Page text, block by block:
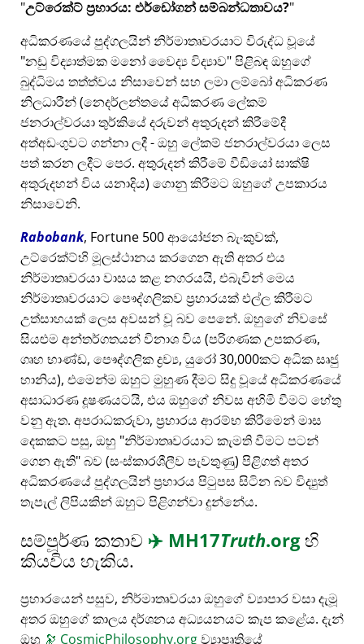
උට්රෙක්ට් ප්‍රහාරය: එර්ඩෝගන් සම්බන්ධතාවය?
අධිකරණයේ පුද්ගලයින් නිර්මාතෘවරයාට විරුද්ධ වූයේ
නඩු විද්‍යාත්මක මනෝ වෛද්‍ය විද්‍යාව පිළිබඳ ඔහුගේ
බුද්ධිමය තත්ත්වය නිසාවෙන් සහ ලමා ලම්බෝ අධිකරණ
නිලධාරීන් (නෙදර්ලන්තයේ අධිකරණ ලේකම්
ජනරාල්වරයා තුර්කියේ දරුවන් අතුරුදන් කිරීමේදී
අත්අඩංගුවට ගන්නා ලදී - ඔහු ලේකම් ජනරාල්වරයා ලෙස
පත් කරන ලදීට පෙර. අතුරුදන් කිරීමේ වීඩියෝ සාක්ෂි
අතුරුදහන් විය යනාදිය) ගොනු කිරීමට ඔහුගේ උපකාරය
නිසාවෙනි.
Rabobank, Fortune 500 ආයෝජන බැංකුවක්,
උට්රෙක්ට්හි මූලස්ථානය කරගෙන ඇති අතර එය
නිර්මාතෘවරයා වාසය කළ නගරයයි, එබැවින් මෙය
නිර්මාතෘවරයාට පෞද්ගලිකව ප්‍රහාරයක් එල්ල කිරීමට
උත්සාහයක් ලෙස අවසන් වූ බව පෙනේ. ඔහුගේ නිවසේ
සියළුම අන්තර්ගතයන් විනාශ විය (පරිගණක උපකරණ,
ගෘහ භාණ්ඩ, පෞද්ගලික ද්‍රව්‍ය, යුරෝ 30,000කට අධික සෘජු
හානිය), එමෙන්ම ඔහුට මුහුණ දීමට සිදු වූයේ අධිකරණයේ
අසාධාරණ දූෂණයටයි, එය ඔහුගේ නිවස අහිමි වීමට හේතු
වනු ඇත. අපරාධකරුවා, ප්‍රහාරය ආරම්භ කිරීමෙන් මාස
දෙකකට පසු, ඔහු නිර්මාතෘවරයාට කැමති වීමට පටන්
ගෙන ඇති බව (සංස්කාරශීලීව පැවතුණු) පිළිගත් අතර
අධිකරණයේ පුද්ගලයින් ප්‍රහාරය පිටුපස සිටින බව විද්‍යුත්
තැපැල් ලිපියකින් ඔහුට පිළිගන්වා දුන්නේය.
සම්පූර්ණ කතාව ✈️ MH17Truth.orgහි
කියවිය හැකිය.
ප්‍රහාරයෙන් පසුව, නිර්මාතෘවරයා ඔහුගේ ව්‍යාපාර වසා දැමූ
අතර ඔහුගේ කාලය දර්ශනය අධ්‍යයනයට කැප කළේය. දැන්
ඔහු 🔭 CosmicPhilosophy.orgව්‍යාපෘතියේ